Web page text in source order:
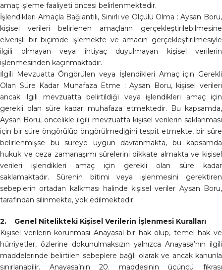
amaç işleme faaliyeti öncesi belirlenmektedir.
İşlendikleri Amaçla Bağlantılı, Sınırlı ve Ölçülü Olma : Aysan Boru,
kişisel verileri belirlenen amaçların gerçekleştirilebilmesine
elverişli bir biçimde işlemekte ve amacın gerçekleştirilmesiyle
ilgili olmayan veya ihtiyaç duyulmayan kişisel verilerin
işlenmesinden kaçınmaktadır.
İlgili Mevzuatta Öngörülen veya İşlendikleri Amaç için Gerekli
Olan Süre Kadar Muhafaza Etme : Aysan Boru, kişisel verileri
ancak ilgili mevzuatta belirtildiği veya işlendikleri amaç için
gerekli olan süre kadar muhafaza etmektedir. Bu kapsamda,
Aysan Boru, öncelikle ilgili mevzuatta kişisel verilerin saklanması
için bir süre öngörülüp öngörülmediğini tespit etmekte, bir süre
belirlenmişse bu süreye uygun davranmakta, bu kapsamda
hukuk ve ceza zamanaşımı sürelerini dikkate almakta ve kişisel
verileri işlendikleri amaç için gerekli olan süre kadar
saklamaktadır. Sürenin bitimi veya işlenmesini gerektiren
sebeplerin ortadan kalkması halinde kişisel veriler Aysan Boru,
tarafından silinmekte, yok edilmektedir.
2. Genel Nitelikteki Kişisel Verilerin İşlenmesi Kuralları
Kişisel verilerin korunması Anayasal bir hak olup, temel hak ve
hürriyetler, özlerine dokunulmaksızın yalnızca Anayasa’nın ilgili
maddelerinde belirtilen sebeplere bağlı olarak ve ancak kanunla
sınırlanabilir. Anayasa’nın 20. maddesinin üçüncü fıkrası